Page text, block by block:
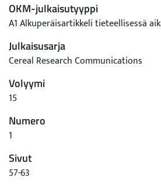
OKM-julkaisutyyppi
A1 Alkuperäisartikkeli tieteellisessä
Julkaisusarja
Cereal Research Communications
Volyymi
15
Numero
1
Sivut
57-63